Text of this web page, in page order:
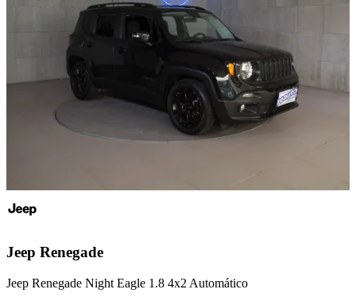
Jeep Renegade
Jeep Renegade Night Eagle 1.8 4x2 Automático